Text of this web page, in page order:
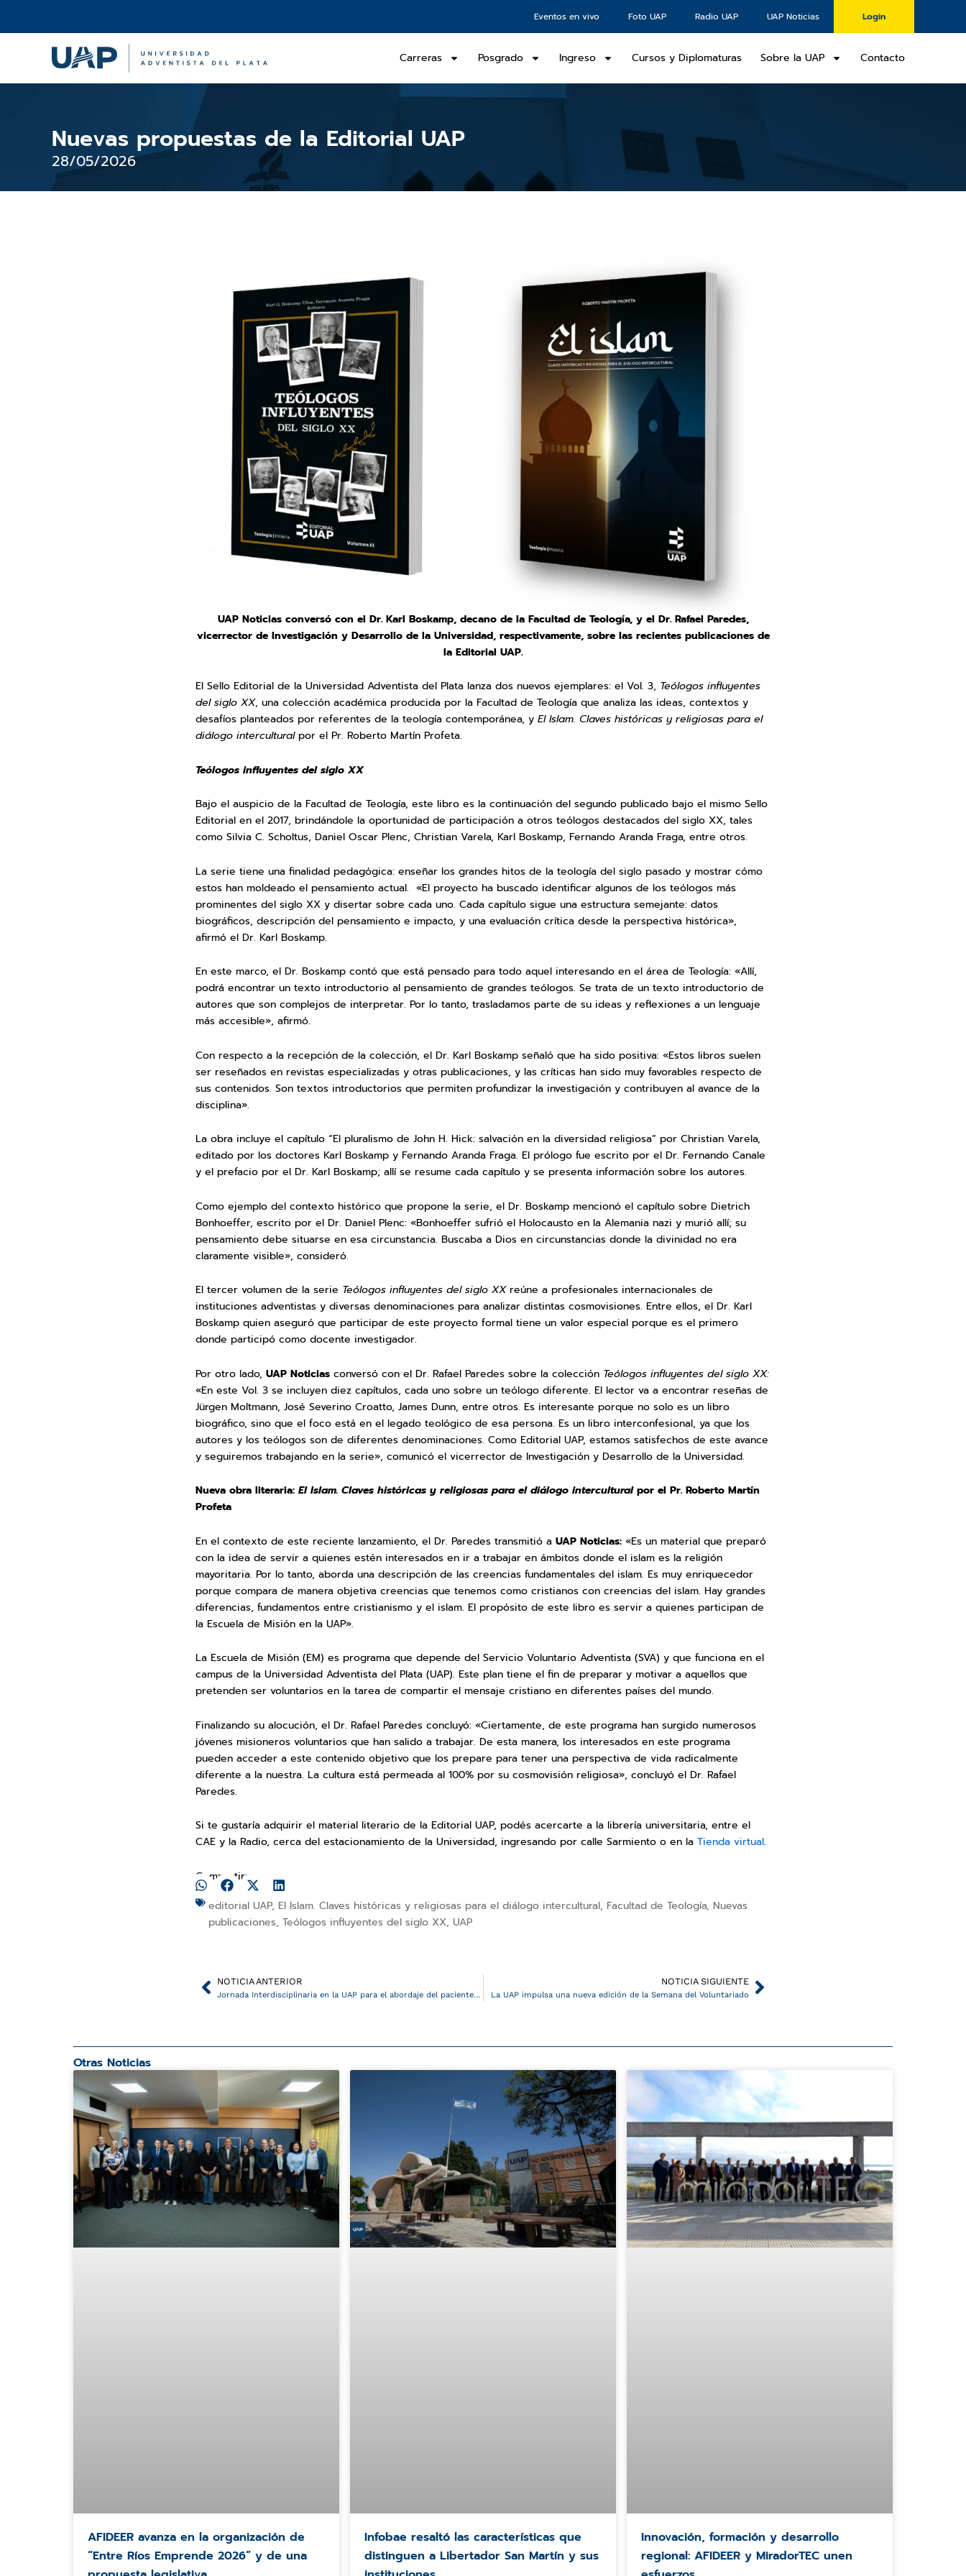
contenido
Eventos en vivo Foto UAP Radio UAP UAP Noticias Login
Carreras Posgrado Ingreso Cursos y Diplomaturas Sobre la UAP Contacto
Nuevas propuestas de la Editorial UAP
28/05/2026
UAP Noticias conversó con el Dr. Karl Boskamp, decano de la Facultad de Teología, y el Dr. Rafael Paredes,
vicerrector de Investigación y Desarrollo de la Universidad, respectivamente, sobre las recientes publicaciones de
la Editorial UAP.
El Sello Editorial de la Universidad Adventista del Plata lanza dos nuevos ejemplares: el Vol. 3, Teólogos influyentes
del siglo XX, una colección académica producida por la Facultad de Teología que analiza las ideas, contextos y
desafíos planteados por referentes de la teología contemporánea, y El Islam. Claves históricas y religiosas para el
diálogo interculturalpor el Pr. Roberto Martín Profeta.
Teólogos influyentes del siglo XX
Bajo el auspicio de la Facultad de Teología, este libro es la continuación del segundo publicado bajo el mismo Sello
Editorial en el 2017, brindándole la oportunidad de participación a otros teólogos destacados del siglo XX, tales
como Silvia C. Scholtus, Daniel Oscar Plenc, Christian Varela, Karl Boskamp, Fernando Aranda Fraga, entre otros.
La serie tiene una finalidad pedagógica: enseñar los grandes hitos de la teología del siglo pasado y mostrar cómo
estos han moldeado el pensamiento actual. «El proyecto ha buscado identificar algunos de los teólogos más
prominentes del siglo XX y disertar sobre cada uno. Cada capítulo sigue una estructura semejante: datos
biográficos, descripción del pensamiento e impacto, y una evaluación crítica desde la perspectiva histórica»,
afirmó el Dr. Karl Boskamp.
En este marco, el Dr. Boskamp contó que está pensado para todo aquel interesando en el área de Teología: «Allí,
podrá encontrar un texto introductorio al pensamiento de grandes teólogos. Se trata de un texto introductorio de
autores que son complejos de interpretar. Por lo tanto, trasladamos parte de su ideas y reflexiones a un lenguaje
más accesible», afirmó.
Con respecto a la recepción de la colección, el Dr. Karl Boskamp señaló que ha sido positiva: «Estos libros suelen
ser reseñados en revistas especializadas y otras publicaciones, y las críticas han sido muy favorables respecto de
sus contenidos. Son textos introductorios que permiten profundizar la investigación y contribuyen al avance de la
disciplina».
La obra incluye el capítulo “El pluralismo de John H. Hick: salvación en la diversidad religiosa” por Christian Varela,
editado por los doctores Karl Boskamp y Fernando Aranda Fraga. El prólogo fue escrito por el Dr. Fernando Canale
y el prefacio por el Dr. Karl Boskamp; allí se resume cada capítulo y se presenta información sobre los autores.
Como ejemplo del contexto histórico que propone la serie, el Dr. Boskamp mencionó el capítulo sobre Dietrich
Bonhoeffer, escrito por el Dr. Daniel Plenc: «Bonhoeffer sufrió el Holocausto en la Alemania nazi y murió allí; su
pensamiento debe situarse en esa circunstancia. Buscaba a Dios en circunstancias donde la divinidad no era
claramente visible», consideró.
El tercer volumen de la serie Teólogos influyentes del siglo XXreúne a profesionales internacionales de
instituciones adventistas y diversas denominaciones para analizar distintas cosmovisiones. Entre ellos, el Dr. Karl
Boskamp quien aseguró que participar de este proyecto formal tiene un valor especial porque es el primero
donde participó como docente investigador.
Por otro lado, UAP Noticias conversó con el Dr. Rafael Paredes sobre la colección Teólogos influyentes del siglo XX:
«En este Vol. 3 se incluyen diez capítulos, cada uno sobre un teólogo diferente. El lector va a encontrar reseñas de
Jürgen Moltmann, José Severino Croatto, James Dunn, entre otros. Es interesante porque no solo es un libro
biográfico, sino que el foco está en el legado teológico de esa persona. Es un libro interconfesional, ya que los
autores y los teólogos son de diferentes denominaciones. Como Editorial UAP, estamos satisfechos de este avance
y seguiremos trabajando en la serie», comunicó el vicerrector de Investigación y Desarrollo de la Universidad.
Nueva obra literaria: El Islam. Claves históricas y religiosas para el diálogo interculturalpor el Pr. Roberto Martín
Profeta
En el contexto de este reciente lanzamiento, el Dr. Paredes transmitió a UAP Noticias: «Es un material que preparó
con la idea de servir a quienes estén interesados en ir a trabajar en ámbitos donde el islam es la religión
mayoritaria. Por lo tanto, aborda una descripción de las creencias fundamentales del islam. Es muy enriquecedor
porque compara de manera objetiva creencias que tenemos como cristianos con creencias del islam. Hay grandes
diferencias, fundamentos entre cristianismo y el islam. El propósito de este libro es servir a quienes participan de
la Escuela de Misión en la UAP».
La Escuela de Misión (EM) es programa que depende del Servicio Voluntario Adventista (SVA) y que funciona en el
campus de la Universidad Adventista del Plata (UAP). Este plan tiene el fin de preparar y motivar a aquellos que
pretenden ser voluntarios en la tarea de compartir el mensaje cristiano en diferentes países del mundo.
Finalizando su alocución, el Dr. Rafael Paredes concluyó: «Ciertamente, de este programa han surgido numerosos
jóvenes misioneros voluntarios que han salido a trabajar. De esta manera, los interesados en este programa
pueden acceder a este contenido objetivo que los prepare para tener una perspectiva de vida radicalmente
diferente a la nuestra. La cultura está permeada al 100% por su cosmovisión religiosa», concluyó el Dr. Rafael
Paredes.
Si te gustaría adquirir el material literario de la Editorial UAP, podés acercarte a la librería universitaria, entre el
CAE y la Radio, cerca del estacionamiento de la Universidad, ingresando por calle Sarmiento o en la Tienda virtual.
Compartir:
editorial UAP, El Islam. Claves históricas y religiosas para el diálogo intercultural, Facultad de Teología, Nuevas
publicaciones, Teólogos influyentes del siglo XX, UAP
AntNOTICIA ANTERIOR
Jornada Interdisciplinaria en la UAP para el abordaje del paciente crítico
NOTICIA SIGUIENTE
La UAP impulsa una nueva edición de la Semana del VoluntariadoSiguiente
Otras Noticias
AFIDEER avanza en la organización de
“Entre Ríos Emprende 2026” y de una
Infobae resaltó las características que
distinguen a Libertador San Martín y sus
Innovación, formación y desarrollo
regional: AFIDEER y MiradorTEC unen